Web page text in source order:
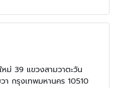
ม่ 39 แขวงสามวาตะวัน
า กรุงเทพมหานคร 10510